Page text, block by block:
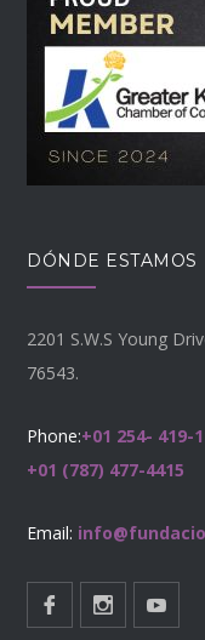
DÓNDE ESTAMOS
2201 S.W.S Young
76543.
Phone:+01 254- 419-
+01 (787) 477-4415
Email: